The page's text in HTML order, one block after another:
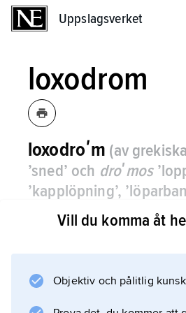
Uppslagsverket
loxodrom
loxodroʹm (av grekiska
’sned’ och droʹmos
’kapplöpning’,
linje på jordytan som
meridianer under
kurs rör sig längs en
Vill du komma åt
Objektiv och pålitlig